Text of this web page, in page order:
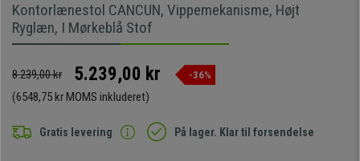
Kontorlænestol CANCUN, Vippemekanisme, Højt
Ryglæn, I Mørkeblå Stof
8.239,00 kr 5.239,00 kr -36%
(6548,75 kr MOMS inkluderet)
Gratis levering På lager. Klar til forsendelse